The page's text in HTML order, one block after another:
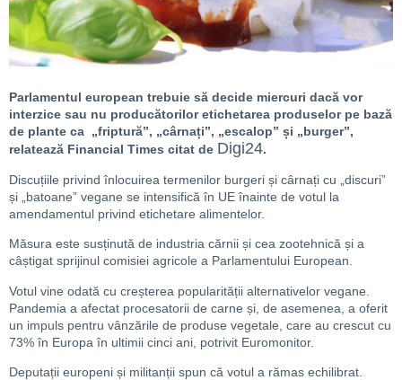
Parlamentul european trebuie să decide miercuri dacă vor
interzice sau nu producătorilor etichetarea produselor pe bază
de plante ca „friptură”, „cârnați”, „escalop” și „burger”,
relatează Financial Times citat de Digi24.
Discuțiile privind înlocuirea termenilor burgeri și cârnați cu „discuri”
și „batoane” vegane se intensifică în UE înainte de votul la
amendamentul privind etichetare alimentelor.
Măsura este susținută de industria cărnii și cea zootehnică și a
câștigat sprijinul comisiei agricole a Parlamentului European.
Votul vine odată cu creșterea popularității alternativelor vegane.
Pandemia a afectat procesatorii de carne și, de asemenea, a oferit
un impuls pentru vânzările de produse vegetale, care au crescut cu
73% în Europa în ultimii cinci ani, potrivit Euromonitor.
Deputații europeni și militanții spun că votul a rămas echilibrat.